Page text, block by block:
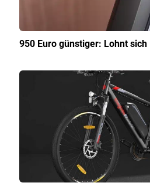
950 Euro günstiger: Lohnt